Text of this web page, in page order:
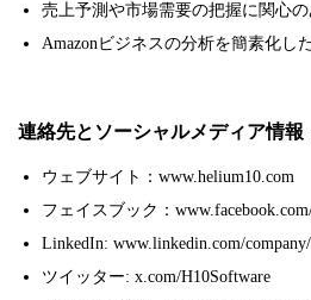
売上予測や市場需要の把握に関心
Amazonビジネスの分析を簡素化し
連絡先とソーシャルメディア情報
ウェブサイト：www.helium10.com
フェイスブック：
LinkedIn: www.linkedin.com/
ツイッター: x.com/H10Software